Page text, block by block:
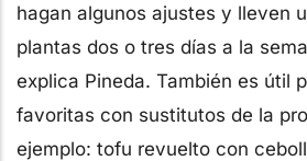
hagan algunos ajustes y lleven
plantas dos o tres días a la
explica Pineda. También es útil
favoritas con sustitutos de la
ejemplo: tofu revuelto con